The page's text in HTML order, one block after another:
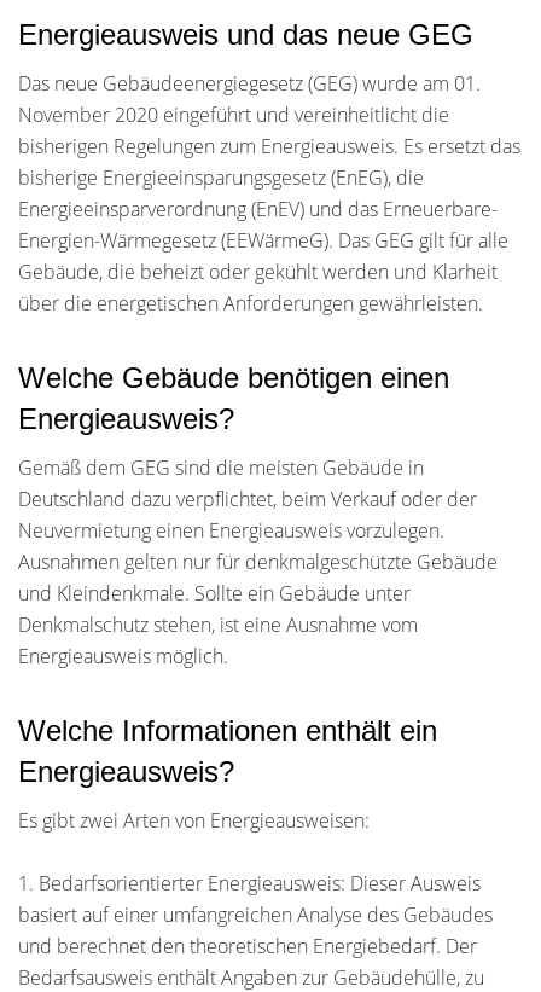
Energieausweis und das neue GEG
Das neue Gebäudeenergiegesetz (GEG) wurde am 01.
November 2020 eingeführt und vereinheitlicht die
bisherigen Regelungen zum Energieausweis. Es ersetzt das
bisherige Energieeinsparungsgesetz (EnEG), die
Energieeinsparverordnung (EnEV) und das Erneuerbare-
Energien-Wärmegesetz (EEWärmeG). Das GEG gilt für alle
Gebäude, die beheizt oder gekühlt werden und Klarheit
über die energetischen Anforderungen gewährleisten.
Welche Gebäude benötigen einen
Energieausweis?
Gemäß dem GEG sind die meisten Gebäude in
Deutschland dazu verpflichtet, beim Verkauf oder der
Neuvermietung einen Energieausweis vorzulegen.
Ausnahmen gelten nur für denkmalgeschützte Gebäude
und Kleindenkmale. Sollte ein Gebäude unter
Denkmalschutz stehen, ist eine Ausnahme vom
Energieausweis möglich.
Welche Informationen enthält ein
Energieausweis?
Es gibt zwei Arten von Energieausweisen:
1. Bedarfsorientierter Energieausweis: Dieser Ausweis
basiert auf einer umfangreichen Analyse des Gebäudes
und berechnet den theoretischen Energiebedarf. Der
Bedarfsausweis enthält Angaben zur Gebäudehülle, zu